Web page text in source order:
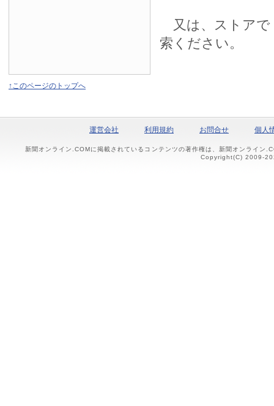
又は、ストアで
索ください。
↑このページのトップへ
運営会社 利用規約 お問合せ 個人
新聞オンライン.COMに掲載されているコンテンツの著作権は、新聞オンライン
Copyright(C) 2009-